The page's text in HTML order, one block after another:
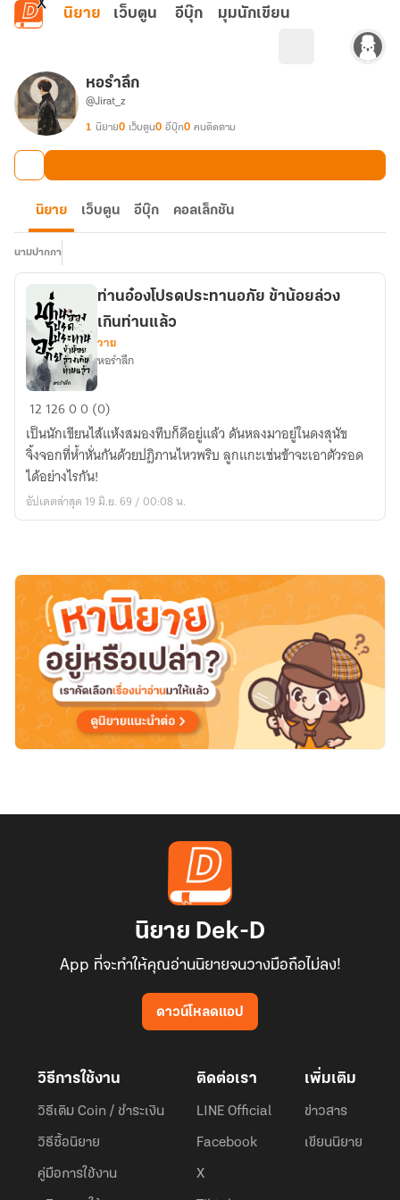
ข้ามไปยังเนื้อหาหลัก
นิยาย เว็บตูน อีบุ๊ก มุมนักเขียน
หอรำลึก
@Jirat_z
1 นิยาย0 เว็บตูน0 อีบุ๊ก0 คนติดตาม
นิยาย เว็บตูน อีบุ๊ก คอลเล็กชัน
นามปากกา
ท่าน
อ๋อง
โปรด
ประทาน
อภัย
ข้า
เกิน
ท่าน
แล้ว
ท่านอ๋องโปรดประทานอภัย ข้าน้อยล่วง
เกินท่านแล้ว
วาย
หอรำลึก
12 12600 (0)
เป็นนักเขียนไส้แห้งสมองทึบก็ดีอยู่แล้ว ดันหลงมาอยู่ในดงสุนัข
จิ้งจอกที่ห้ำหั่นกันด้วยปฎิภานไหวพริบ ลูกแกะเช่นข้าจะเอาตัวรอด
ได้อย่างไรกัน!
อัปเดตล่าสุด 19 มิ.ย. 69 / 00:08 น.
นิยาย Dek-D
App ที่จะทำให้คุณอ่านนิยายจนวางมือถือไม่ลง!
ดาวน์โหลดแอป
วิธีการใช้งาน
วิธีเติม Coin / ชำระเงิน
วิธีซื้อนิยาย
คู่มือการใช้งาน
ติดต่อเรา
LINE Official
Facebook
X
เพิ่มเติม
ข่าวสาร
เขียนนิยาย